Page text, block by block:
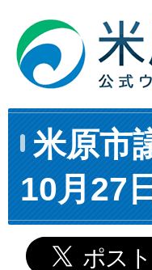
米原市
10月27